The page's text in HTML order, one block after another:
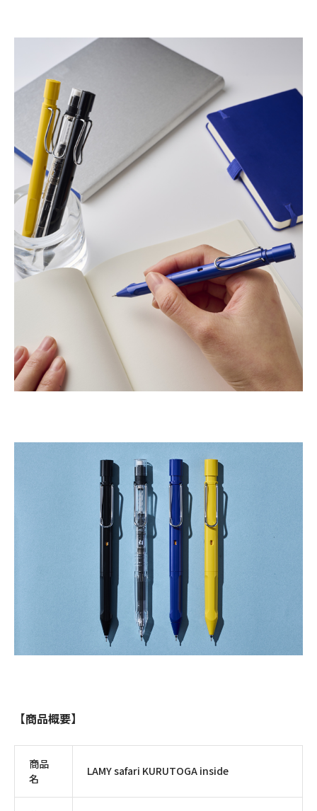
【商品概要】
商品
名
LAMY safari KURUTOGA inside